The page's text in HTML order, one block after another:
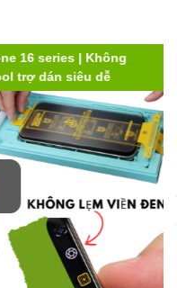
16 series | Không
trợ dán siêu dễ